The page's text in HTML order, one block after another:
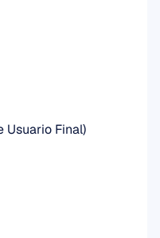
Usuario Final)